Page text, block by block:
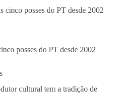
posses do PT desde 2002